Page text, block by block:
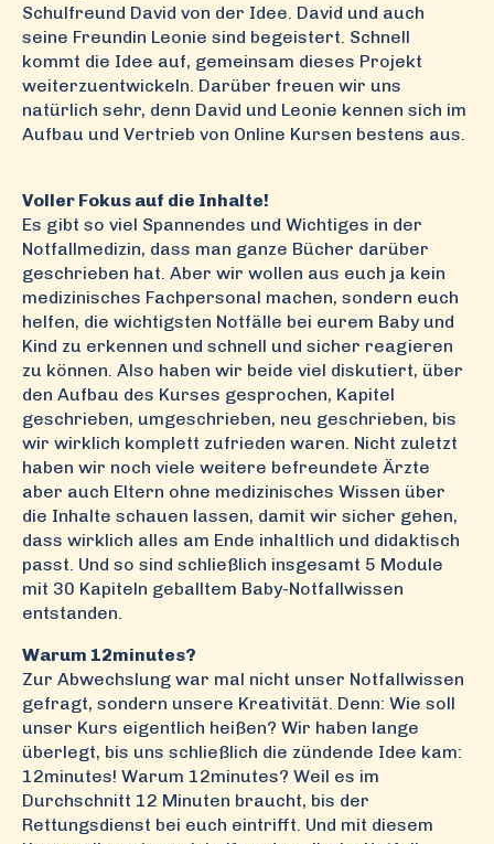
Schulfreund David von der Idee. David und auch
seine Freundin Leonie sind begeistert. Schnell
kommt die Idee auf, gemeinsam dieses Projekt
weiterzuentwickeln. Darüber freuen wir uns
natürlich sehr, denn David und Leonie kennen sich im
Aufbau und Vertrieb von Online Kursen bestens aus.
Voller Fokus auf die Inhalte!
Es gibt so viel Spannendes und Wichtiges in der
Notfallmedizin, dass man ganze Bücher darüber
geschrieben hat. Aber wir wollen aus euch ja kein
medizinisches Fachpersonal machen, sondern euch
helfen, die wichtigsten Notfälle bei eurem Baby und
Kind zu erkennen und schnell und sicher reagieren
zu können. Also haben wir beide viel diskutiert, über
den Aufbau des Kurses gesprochen, Kapitel
geschrieben, umgeschrieben, neu geschrieben, bis
wir wirklich komplett zufrieden waren. Nicht zuletzt
haben wir noch viele weitere befreundete Ärzte
aber auch Eltern ohne medizinisches Wissen über
die Inhalte schauen lassen, damit wir sicher gehen,
dass wirklich alles am Ende inhaltlich und didaktisch
passt. Und so sind schließlich insgesamt 5 Module
mit 30 Kapiteln geballtem Baby-Notfallwissen
entstanden.
Warum 12minutes?
Zur Abwechslung war mal nicht unser Notfallwissen
gefragt, sondern unsere Kreativität. Denn: Wie soll
unser Kurs eigentlich heißen? Wir haben lange
überlegt, bis uns schließlich die zündende Idee kam:
12minutes! Warum 12minutes? Weil es im
Durchschnitt 12 Minuten braucht, bis der
Rettungsdienst bei euch eintrifft. Und mit diesem